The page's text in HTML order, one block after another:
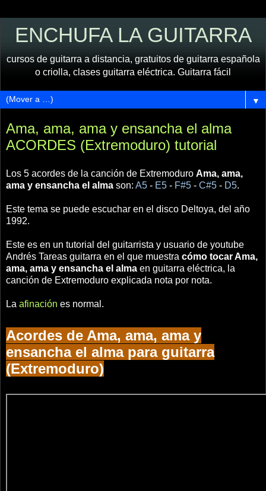
ENCHUFA LA GUITARRA
cursos de guitarra a distancia, gratuitos de guitarra española
o criolla, clases guitarra eléctrica. Guitarra fácil
▼
Ama, ama, ama y ensancha el alma
ACORDES (Extremoduro) tutorial
Los 5 acordes de la canción de Extremoduro Ama, ama,
ama y ensancha el alma son: A5 - E5 - F#5 - C#5 - D5.
Este tema se puede escuchar en el disco Deltoya, del año
1992.
Este es en un tutorial del guitarrista y usuario de youtube
Andrés Tareas guitarra en el que muestra cómo tocar Ama,
ama, ama y ensancha el alma en guitarra eléctrica, la
canción de Extremoduro explicada nota por nota.
La afinación es normal.
Acordes de Ama, ama, ama y
ensancha el alma para guitarra
(Extremoduro)